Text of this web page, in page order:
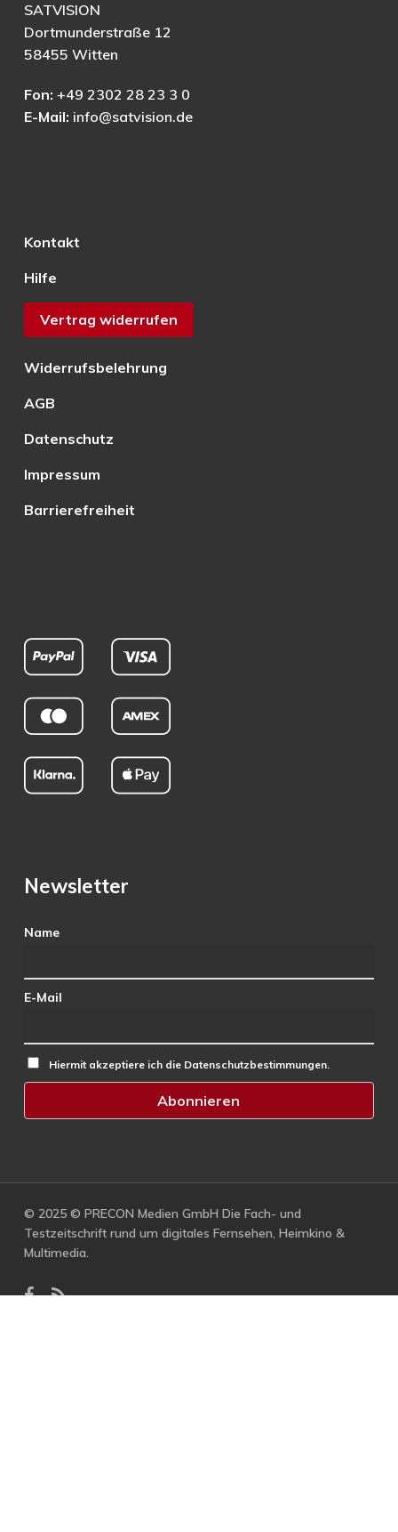
SATVISION
Dortmunderstraße 12
58455 Witten
Fon: +49 2302 28 23 3 0
E-Mail: info@satvision.de
Kontakt
Hilfe
Vertrag widerrufen
Widerrufsbelehrung
AGB
Datenschutz
Impressum
Barrierefreiheit
Newsletter
Name
E-Mail
Hiermit akzeptiere ich die Datenschutzbestimmungen.
© 2025 © PRECON Medien GmbH Die Fach- und
Testzeitschrift rund um digitales Fernsehen, Heimkino &
Multimedia.
facebook
RSS